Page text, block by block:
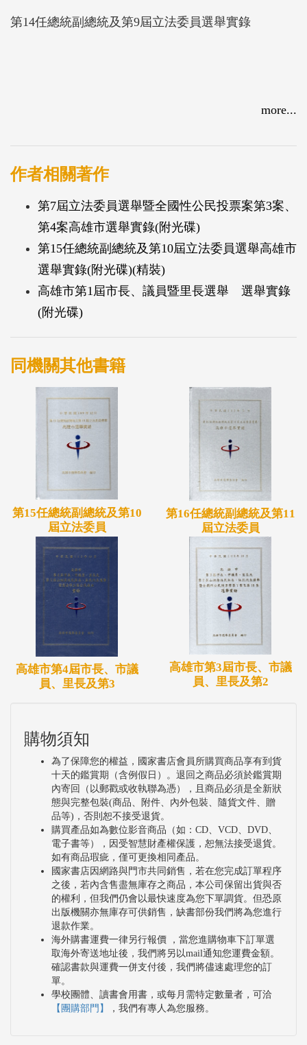
第14任總統副總統及第9屆立法委員選舉實錄
more...
作者相關著作
第7屆立法委員選舉暨全國性公民投票案第3案、
第4案高雄市選舉實錄(附光碟)
第15任總統副總統及第10屆立法委員選舉高雄市
選舉實錄(附光碟)(精裝)
高雄市第1屆市長、議員暨里長選舉 選舉實錄
(附光碟)
同機關其他書籍
第15任總統副總統及第10
屆立法委員
第16任總統副總統及第11
屆立法委員
高雄市第4屆市長、市議
員、里長及第3
高雄市第3屆市長、市議
員、里長及第2
購物須知
為了保障您的權益，國家書店會員所購買商品享有到貨
十天的鑑賞期（含例假日）。退回之商品必須於鑑賞期
內寄回（以郵戳或收執聯為憑），且商品必須是全新狀
態與完整包裝(商品、附件、內外包裝、隨貨文件、贈
品等)，否則恕不接受退貨。
購買產品如為數位影音商品（如：CD、VCD、DVD、
電子書等），因受智慧財產權保護，恕無法接受退貨。
如有商品瑕疵，僅可更換相同產品。
國家書店因網路與門市共同銷售，若在您完成訂單程序
之後，若內含售盡無庫存之商品，本公司保留出貨與否
的權利，但我們仍會以最快速度為您下單調貨。但恐原
出版機關亦無庫存可供銷售，缺書部份我們將為您進行
退款作業。
海外購書運費一律另行報價 ，當您進購物車下訂單選
取海外寄送地址後，我們將另以mail通知您運費金額。
確認書款與運費一併支付後，我們將儘速處理您的訂
單。
學校團體、讀書會用書，或每月需特定數量者，可洽
【團購部門】
，我們有專人為您服務。